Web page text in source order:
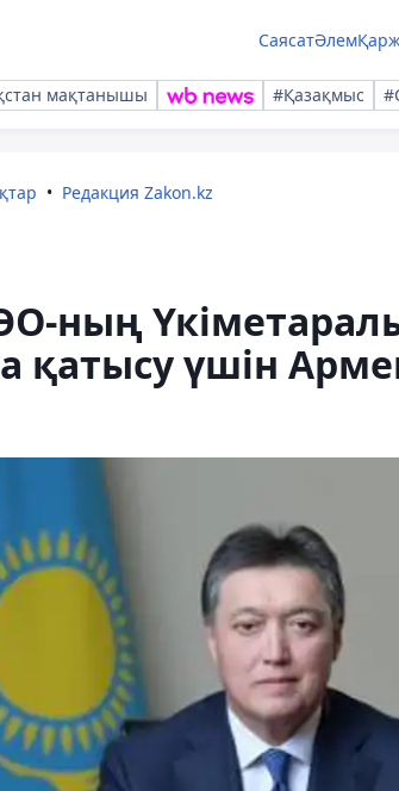
СаясатӘлем
мақтанышы #Қазақмыс
Редакция Zakon.kz
ның
қатысу үшін